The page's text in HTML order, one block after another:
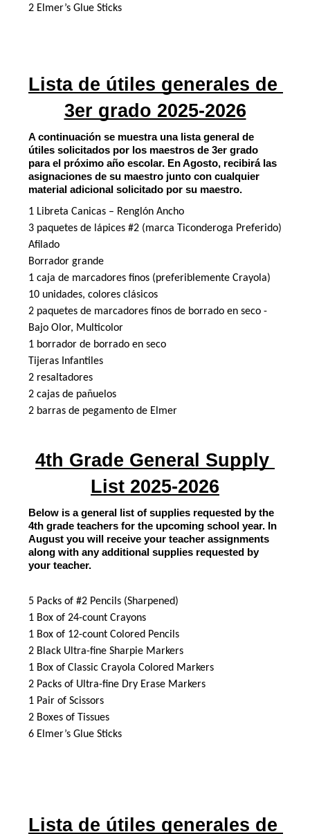
2 Elmer’s Glue Sticks
Lista de útiles generales de
3er grado 2025-2026
A continuación se muestra una lista general de
útiles solicitados por los maestros de 3er grado
para el próximo año escolar. En Agosto, recibirá las
asignaciones de su maestro junto con cualquier
material adicional solicitado por su maestro.
1 Libreta Canicas – Renglón Ancho
3 paquetes de lápices #2 (marca Ticonderoga Preferido)
Afilado
Borrador grande
1 caja de marcadores finos (preferiblemente Crayola)
10 unidades, colores clásicos
2 paquetes de marcadores finos de borrado en seco -
Bajo Olor, Multicolor
1 borrador de borrado en seco
Tijeras Infantiles
2 resaltadores
2 cajas de pañuelos
2 barras de pegamento de Elmer
4th Grade General Supply
List 2025-2026
Below is a general list of supplies requested by the
4th grade teachers for the upcoming school year. In
August you will receive your teacher assignments
along with any additional supplies requested by
your teacher.
5 Packs of #2 Pencils (Sharpened)
1 Box of 24-count Crayons
1 Box of 12-count Colored Pencils
2 Black Ultra-fine Sharpie Markers
1 Box of Classic Crayola Colored Markers
2 Packs of Ultra-fine Dry Erase Markers
1 Pair of Scissors
2 Boxes of Tissues
6 Elmer’s Glue Sticks
Lista de útiles generales de